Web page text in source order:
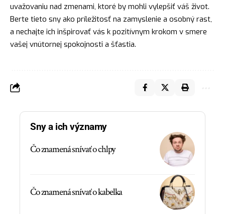
uvažovaniu nad zmenami, ktoré by mohli vylepšiť váš život.
Berte tieto sny ako príležitosť na zamyslenie a osobný rast,
a nechajte ich inšpirovať vás k pozitívnym krokom v smere
vašej vnútornej spokojnosti a šťastia.
Sny a ich významy
Čo znamená snívať o chlpy
Čo znamená snívať o kabelka